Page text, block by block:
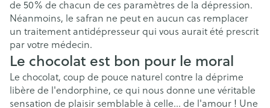
de 50% de chacun de ces paramètres de la dépression.
Néanmoins, le safran ne peut en aucun cas remplacer
un traitement antidépresseur qui vous aurait été prescrit
par votre médecin.
Le chocolat est bon pour le moral
Le chocolat, coup de pouce naturel contre la déprime
libère de l'endorphine, ce qui nous donne une véritable
sensation de plaisir semblable à celle… de l'amour ! Une